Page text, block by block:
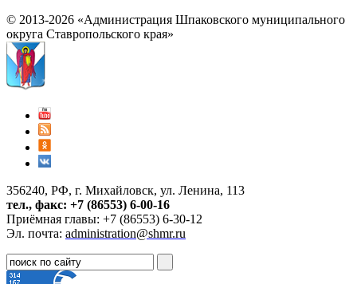
© 2013-2026 «Администрация Шпаковского муниципального
округа Ставропольского края»
356240, РФ, г. Михайловск, ул. Ленина, 113
тел., факс: +7 (86553) 6-00-16
Приёмная главы: +7 (86553) 6-30-12
Эл. почта: administration@shmr.ru